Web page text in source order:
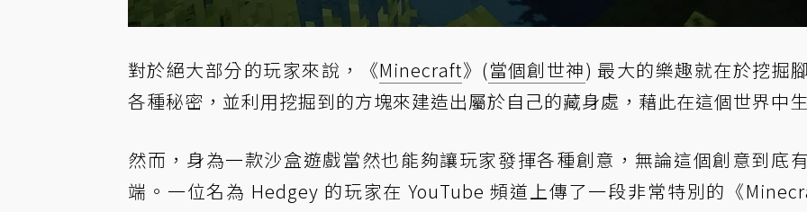
對於絕大部分的玩家來說，《Minecraft》(當個創世神) 最大的樂趣就在於挖掘
各種秘密，並利用挖掘到的方塊來建造出屬於自己的藏身處，藉此在這個世界中
然而，身為一款沙盒遊戲當然也能夠讓玩家發揮各種創意，無論這個創意到底
端。一位名為 Hedgey 的玩家在 YouTube 頻道上傳了一段非常特別的《